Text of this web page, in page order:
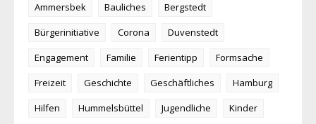
Ammersbek
Bauliches
Bergstedt
Bürgerinitiative
Corona
Duvenstedt
Engagement
Familie Ferientipp
Formsache
Freizeit
Geschichte Geschäftliches
Hamburg
Hilfen
Hummelsbüttel Jugendliche
Kinder